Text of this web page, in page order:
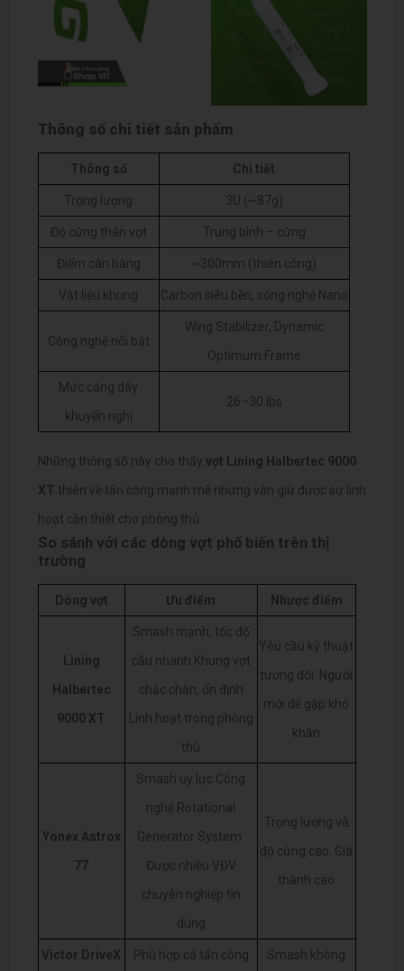
Thông số chi tiết sản phẩm
Thông số Chi tiết
Trọng lượng 3U (~87g)
Độ cứng thân vợt Trung bình – cứng
Điểm cân bằng ~300mm (thiên công)
Vật liệu khung Carbon siêu bền, công nghệ Nano
Công nghệ nổi bật
Wing Stabilizer, Dynamic
Optimum Frame
Mức căng dây
khuyến nghị
26–30 lbs
Những thông số này cho thấy vợt Lining Halbertec 9000
XT thiên về tấn công mạnh mẽ nhưng vẫn giữ được sự linh
hoạt cần thiết cho phòng thủ.
So sánh với các dòng vợt phổ biến trên thị
trường
Dòng vợt Ưu điểm Nhược điểm
Lining
Halbertec
9000 XT
Smash mạnh, tốc độ
cầu nhanh Khung vợt
chắc chắn, ổn định
Linh hoạt trong phòng
thủ
Yêu cầu kỹ thuật
tương đối Người
mới dễ gặp khó
khăn
Yonex Astrox
77
Smash uy lực Công
nghệ Rotational
Generator System
Được nhiều VĐV
chuyên nghiệp tin
dùng
Trọng lượng và
độ cứng cao Giá
thành cao
Victor DriveX Phù hợp cả tấn công Smash không